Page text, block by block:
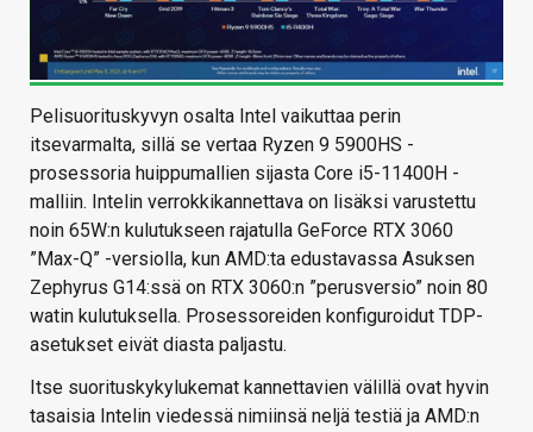
Pelisuorituskyvyn osalta Intel vaikuttaa perin
itsevarmalta, sillä se vertaa Ryzen 9 5900HS -
prosessoria huippumallien sijasta Core i5-11400H -
malliin. Intelin verrokkikannettava on lisäksi varustettu
noin 65W:n kulutukseen rajatulla GeForce RTX 3060
”Max-Q” -versiolla, kun AMD:ta edustavassa Asuksen
Zephyrus G14:ssä on RTX 3060:n ”perusversio” noin 80
watin kulutuksella. Prosessoreiden konfiguroidut TDP-
asetukset eivät diasta paljastu.
Itse suorituskykylukemat kannettavien välillä ovat hyvin
tasaisia Intelin viedessä nimiinsä neljä testiä ja AMD:n